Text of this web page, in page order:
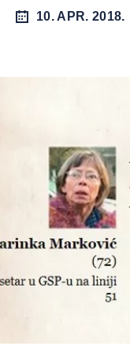
10. APR. 2018.